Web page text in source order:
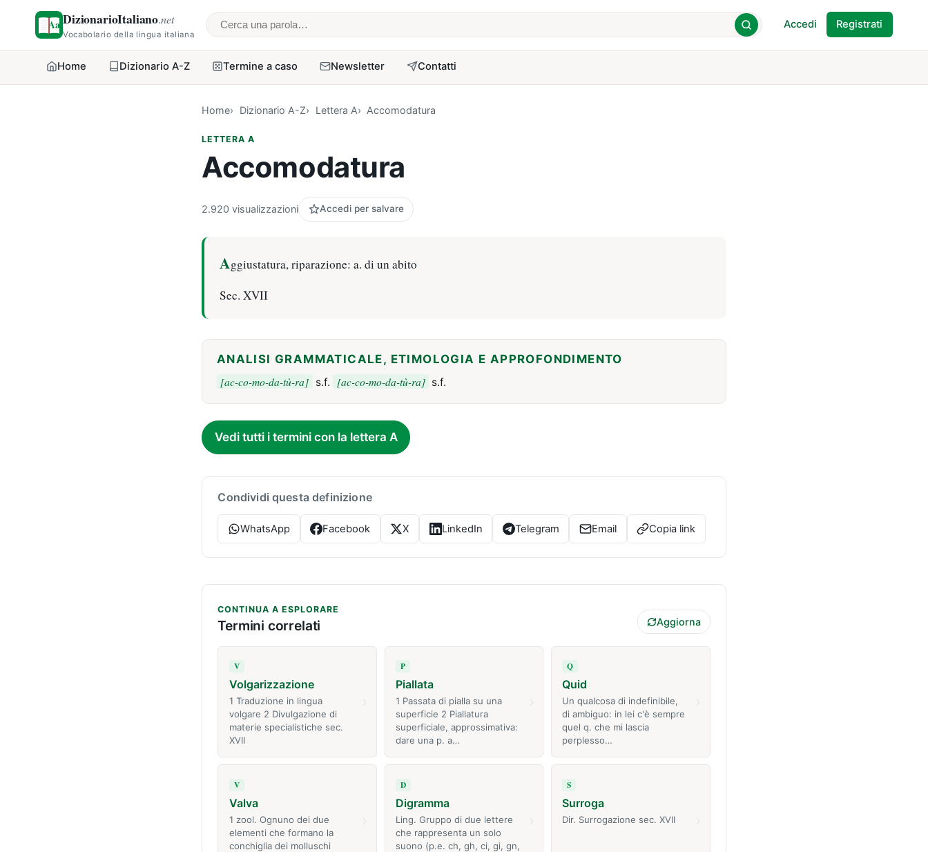
DizionarioItaliano.net
Vocabolario della lingua italiana Cerca una parola
Accedi Registrati
Home Dizionario A-Z Termine a caso Newsletter Contatti
Home Dizionario A-Z Lettera A Accomodatura
LETTERA A
Accomodatura
2.920 visualizzazioni Accedi per salvare
Aggiustatura, riparazione: a. di un abito
Sec. XVII
ANALISI GRAMMATICALE, ETIMOLOGIA E APPROFONDIMENTO
[ac-co-mo-da-tù-ra] s.f. [ac-co-mo-da-tù-ra] s.f.
Vedi tutti i termini con la lettera A
Condividi questa definizione
WhatsApp Facebook X LinkedIn Telegram Email Copia link
CONTINUA A ESPLORARE
Termini correlati Aggiorna
V
Volgarizzazione
1 Traduzione in lingua
volgare 2 Divulgazione di
materie specialistiche sec.
XVII
P
Piallata
1 Passata di pialla su una
superficie 2 Piallatura
superficiale, approssimativa:
dare una p. a…
Q
Quid
Un qualcosa di indefinibile,
di ambiguo: in lei c'è sempre
quel q. che mi lascia
perplesso…
V
Valva
1 zool. Ognuno dei due
elementi che formano la
conchiglia dei molluschi
D
Digramma
Ling. Gruppo di due lettere
che rappresenta un solo
suono (p.e. ch, gh, ci, gi, gn,
S
Surroga
Dir. Surrogazione sec. XVII